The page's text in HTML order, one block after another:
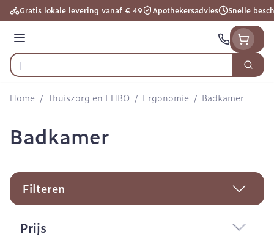
Ga naar de inhoud
Gratis lokale levering vanaf € 49 Apothekersadvies Snelle
Menu
Product, merk, categorie...
Zoek
Home / Thuiszorg en EHBO / Ergonomie / Badkamer
Badkamer
Filteren
Prijs